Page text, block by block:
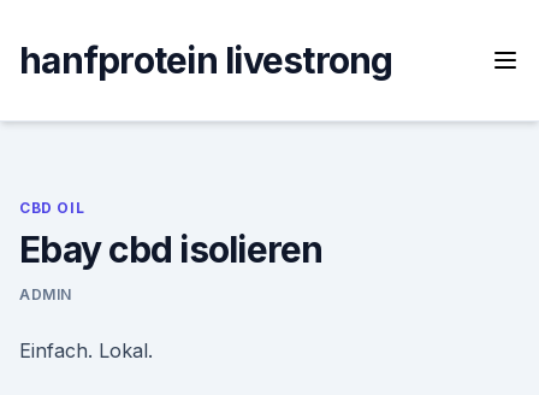
content
hanfprotein livestrong
CBD OIL
Ebay cbd isolieren
ADMIN
Einfach. Lokal.